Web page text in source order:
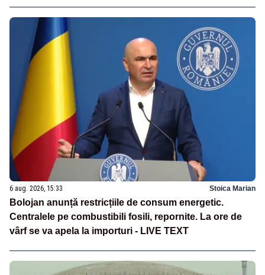
6 aug. 2026, 15:33 Stoica Marian
Bolojan anunță restricțiile de consum energetic.
Centralele pe combustibili fosili, repornite. La ore de
vârf se va apela la importuri - LIVE TEXT